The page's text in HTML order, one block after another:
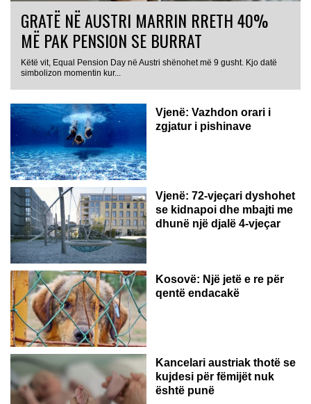
GRATË NË AUSTRI MARRIN RRETH 40%
MË PAK PENSION SE BURRAT
Këtë vit, Equal Pension Day në Austri shënohet më 9 gusht. Kjo datë
simbolizon momentin kur...
Vjenë: Vazhdon orari i
zgjatur i pishinave
Vjenë: 72-vjeçari dyshohet
se kidnapoi dhe mbajti me
dhunë një djalë 4-vjeçar
Kosovë: Një jetë e re për
qentë endacakë
Kancelari austriak thotë se
kujdesi për fëmijët nuk
është punë